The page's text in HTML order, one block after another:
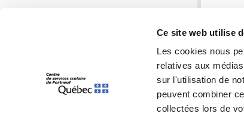
Ce site web utilise
Les cookies nous
relatives aux
sur l'utilisation de
peuvent combiner
collectées lors de
Conseil d'établissement